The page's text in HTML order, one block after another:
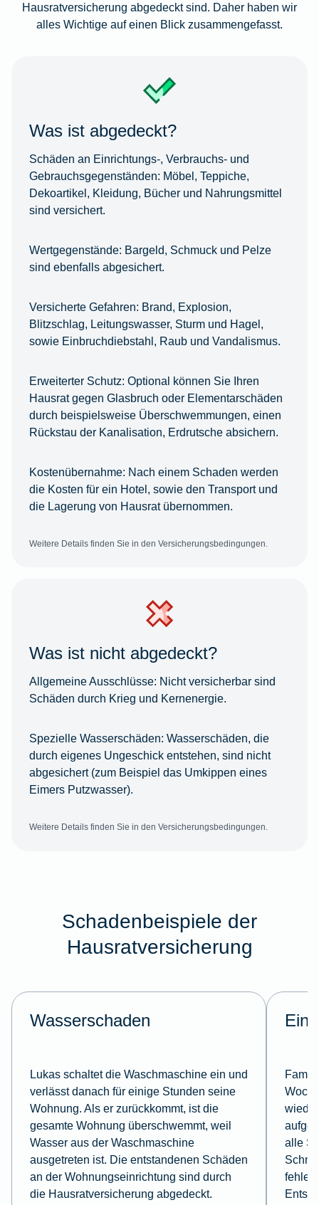
Hausratversicherung abgedeckt sind. Daher haben wir
alles Wichtige auf einen Blick zusammengefasst.
Was ist abgedeckt?
Schäden an Einrichtungs-, Verbrauchs- und
Gebrauchsgegenständen: Möbel, Teppiche,
Dekoartikel, Kleidung, Bücher und Nahrungsmittel
sind versichert.
Wertgegenstände: Bargeld, Schmuck und Pelze
sind ebenfalls abgesichert.
Versicherte Gefahren: Brand, Explosion,
Blitzschlag, Leitungswasser, Sturm und Hagel,
sowie Einbruchdiebstahl, Raub und Vandalismus.
Erweiterter Schutz: Optional können Sie Ihren
Hausrat gegen Glasbruch oder Elementarschäden
durch beispielsweise Überschwemmungen, einen
Rückstau der Kanalisation, Erdrutsche absichern.
Kostenübernahme: Nach einem Schaden werden
die Kosten für ein Hotel, sowie den Transport und
die Lagerung von Hausrat übernommen.
Weitere Details finden Sie in den Versicherungsbedingungen.
Was ist nicht abgedeckt?
Allgemeine Ausschlüsse: Nicht versicherbar sind
Schäden durch Krieg und Kernenergie.
Spezielle Wasserschäden: Wasserschäden, die
durch eigenes Ungeschick entstehen, sind nicht
abgesichert (zum Beispiel das Umkippen eines
Eimers Putzwasser).
Weitere Details finden Sie in den Versicherungsbedingungen.
Schadenbeispiele der
Hausratversicherung
Wasserschaden
Lukas schaltet die Waschmaschine ein und
verlässt danach für einige Stunden seine
Wohnung. Als er zurückkommt, ist die
gesamte Wohnung überschwemmt, weil
Wasser aus der Waschmaschine
ausgetreten ist. Die entstandenen Schäden
an der Wohnungseinrichtung sind durch
die Hausratversicherung abgedeckt.
alle